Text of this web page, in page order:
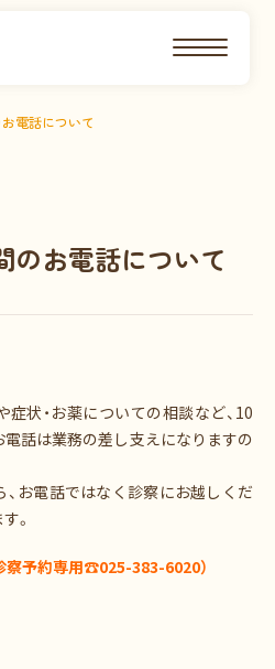
電話について
お電話について
状・お薬についての相談など、10
話は業務の差し支えになりますの
お電話ではなく診察にお越しくだ
。
予約専用☎025-383-6020）